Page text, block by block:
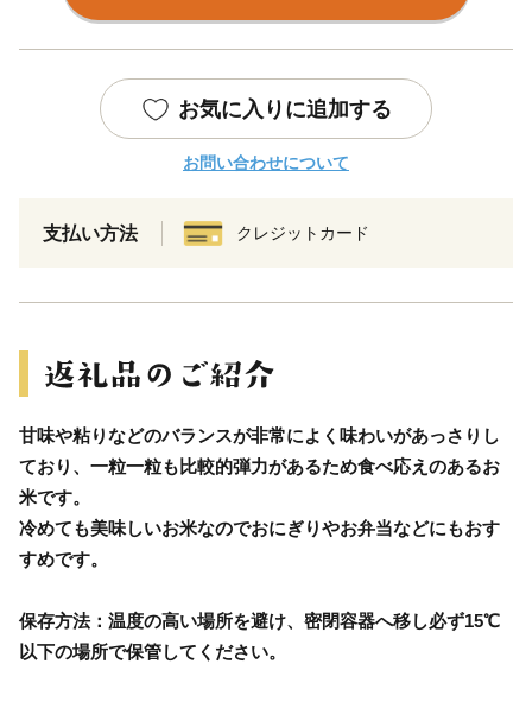
お気に入りに追加する
お問い合わせについて
支払い方法 クレジットカード
甘味や粘りなどのバランスが非常によく味わいがあっさりし
ており、一粒一粒も比較的弾力があるため食べ応えのあるお
米です。
冷めても美味しいお米なのでおにぎりやお弁当などにもおす
すめです。
保存方法：温度の高い場所を避け、密閉容器へ移し必ず15℃
以下の場所で保管してください。